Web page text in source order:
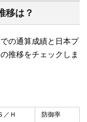
移は？
の通算成績と日本プ
推移をチェックしま
／Ｈ 防御率